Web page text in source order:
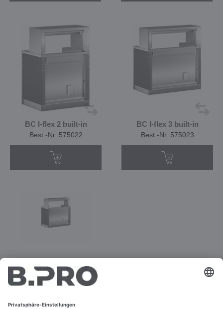
BC I-flex 2 built-in
Best.-Nr. 575022
BC I-flex 3 built-in
Best.-Nr. 575023
Best.-Nr. 575024